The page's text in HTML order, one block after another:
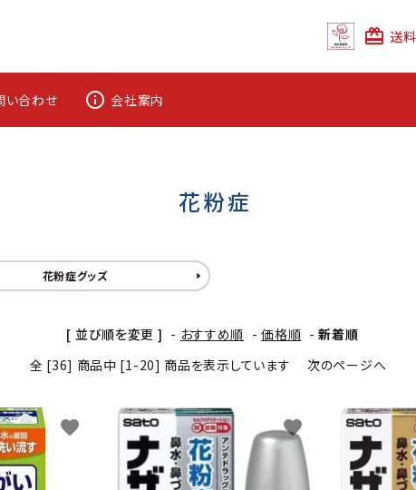
card_giftcard 送
い合わせ info_outline 会社案内
花粉症
花粉症グッズ
[ 並び順を変更 ] - おすすめ順 -価格順 -新着順
全 [36] 商品中 [1-20] 商品を表示しています
次のページへ
favorite favorite